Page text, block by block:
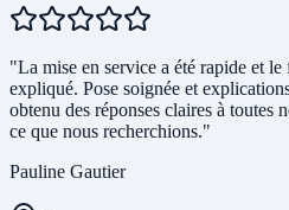
"La mise en service a été rapide et
expliqué. Pose soignée et
obtenu des réponses claires à toutes
ce que nous recherchions."
Pauline Gautier